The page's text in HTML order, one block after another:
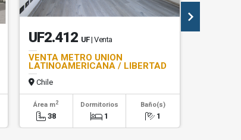
UF2.412 UF| Venta
VENTA METRO UNION
LATINOAMERICANA / LIBERTAD
Chile
Área m2
38
Dormitorios
1
Baño(s)
1